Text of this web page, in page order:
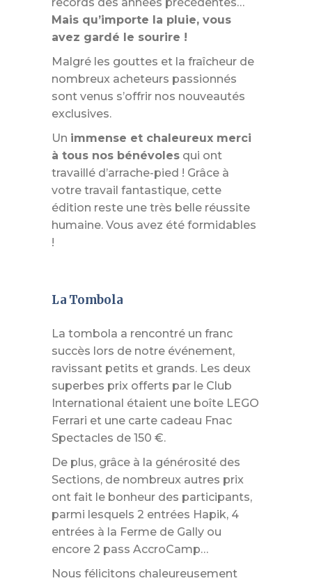
Mais qu’importe la pluie, vous
avez gardé le sourire !
Malgré les gouttes et la fraîcheur de
nombreux acheteurs passionnés
sont venus s’offrir nos nouveautés
exclusives.
Un immense et chaleureux merci
à tous nos bénévoles qui ont
travaillé d’arrache-pied ! Grâce à
votre travail fantastique, cette
édition reste une très belle réussite
humaine. Vous avez été formidables
!
La Tombola
La tombola a rencontré un franc
succès lors de notre événement,
ravissant petits et grands. Les deux
superbes prix offerts par le Club
International étaient une boîte LEGO
Ferrari et une carte cadeau Fnac
Spectacles de 150 €.
De plus, grâce à la générosité des
Sections, de nombreux autres prix
ont fait le bonheur des participants,
parmi lesquels 2 entrées Hapik, 4
entrées à la Ferme de Gally ou
encore 2 pass AccroCamp…
Nous félicitons chaleureusement